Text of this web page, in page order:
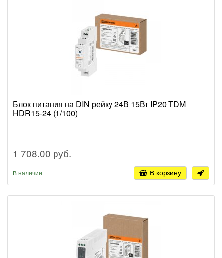
Блок питания на DIN рейку 24В 15Вт IP20 TDM
HDR15-24 (1/100)
1 708.00 руб.
В наличии В корзину